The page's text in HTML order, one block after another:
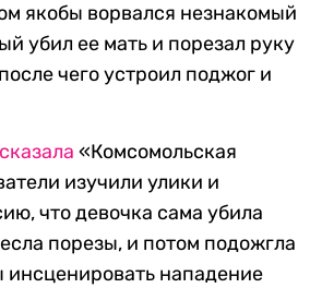
якобы ворвался незнакомый
убил ее мать и порезал руку
чего устроил поджог и
«Комсомольская
изучили улики и
что девочка сама убила
порезы, и потом подожгла
инсценировать нападение